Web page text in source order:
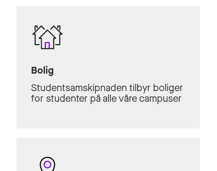
Bolig
Studentsamskipnaden tilbyr boliger
for studenter på alle våre campuser